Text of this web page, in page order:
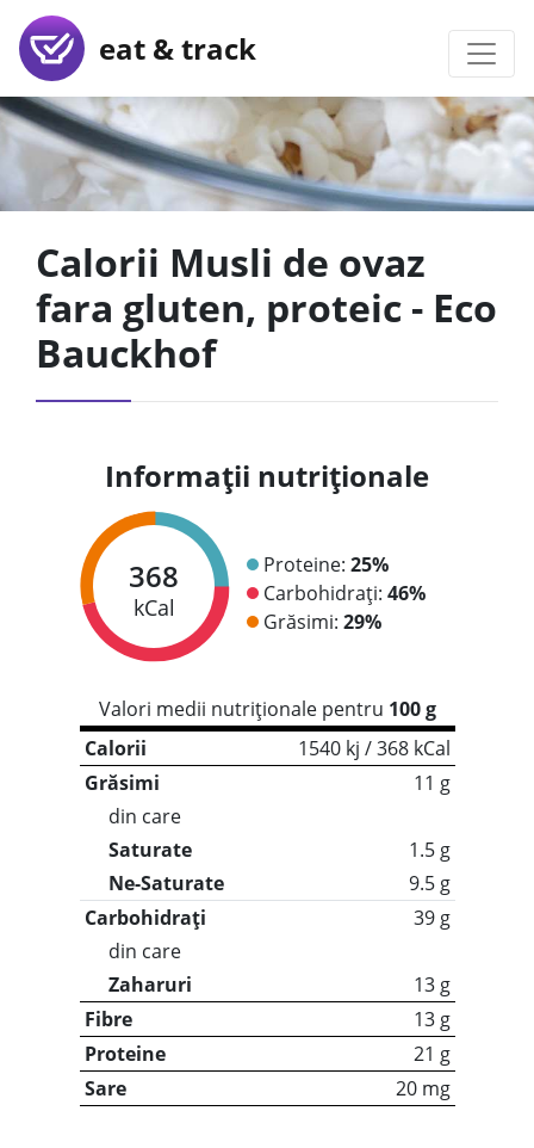
eat & track
Calorii Musli de ovaz
fara gluten, proteic - Eco
Bauckhof
Informații nutriționale
368
kCal
Proteine: 25%
Carbohidrați: 46%
Grăsimi: 29%
Valori medii nutriționale pentru 100 g
Calorii
1540 kj / 368 kCal
Grăsimi
11 g
din care
Saturate
1.5 g
Ne-Saturate
9.5 g
Carbohidrați
39 g
din care
Zaharuri
13 g
Fibre
13 g
Proteine
21 g
Sare
20 mg